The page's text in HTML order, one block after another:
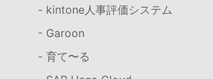
- kintone人事評価システム
- Garoon
- 育て〜る